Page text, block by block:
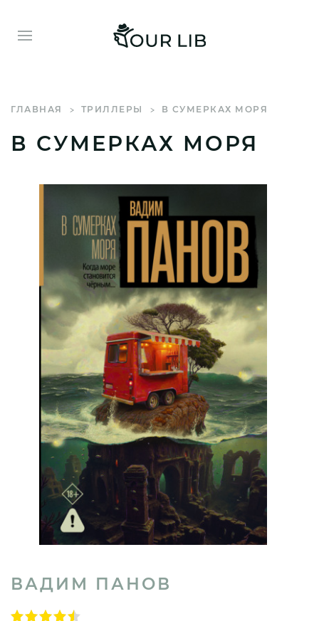
ГЛАВНАЯ ТРИЛЛЕРЫ В СУМЕРКАХ МОРЯ
В СУМЕРКАХ МОРЯ
ВАДИМ ПАНОВ